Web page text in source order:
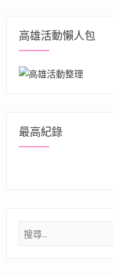
高雄活動懶人包
最高紀錄
搜
尋